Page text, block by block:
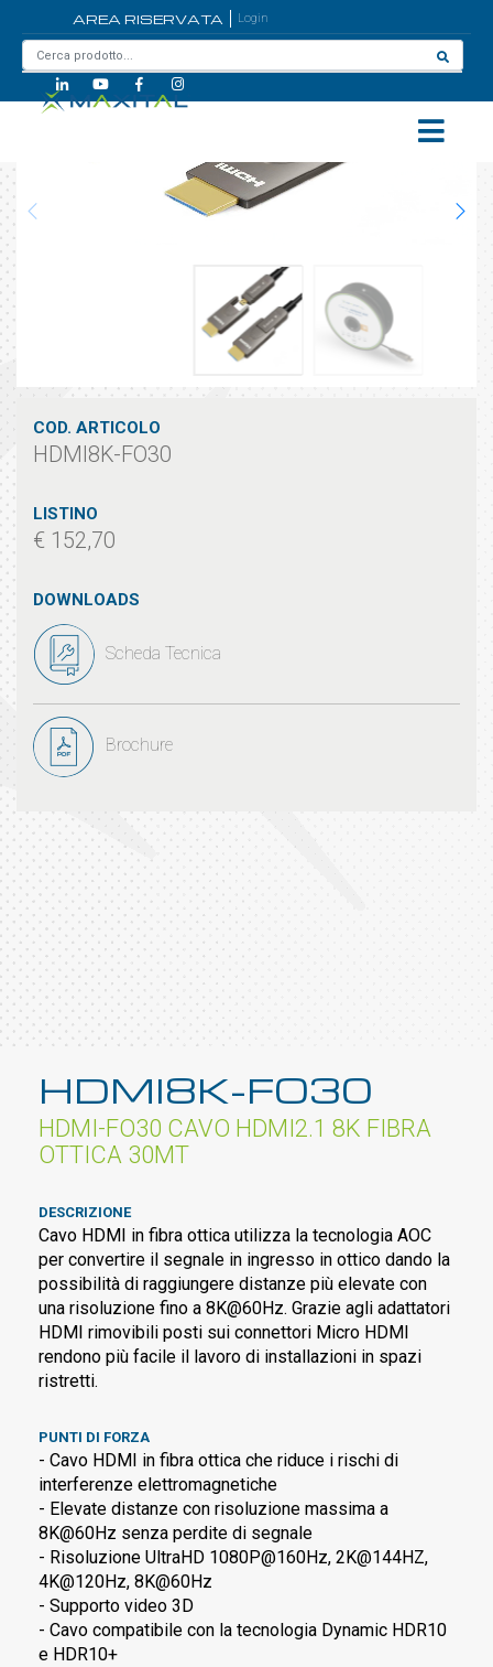
AREA RISERVATA Login
COD. ARTICOLO
HDMI8K-FO30
LISTINO
€ 152,70
DOWNLOADS
Scheda Tecnica
Brochure
HDMI8K-FO30
HDMI-FO30 CAVO HDMI2.1 8K FIBRA
OTTICA 30MT
DESCRIZIONE
Cavo HDMI in fibra ottica utilizza la tecnologia AOC
per convertire il segnale in ingresso in ottico dando la
possibilità di raggiungere distanze più elevate con
una risoluzione fino a 8K@60Hz. Grazie agli adattatori
HDMI rimovibili posti sui connettori Micro HDMI
rendono più facile il lavoro di installazioni in spazi
ristretti.
PUNTI DI FORZA
- Cavo HDMI in fibra ottica che riduce i rischi di
interferenze elettromagnetiche
- Elevate distanze con risoluzione massima a
8K@60Hz senza perdite di segnale
- Risoluzione UltraHD 1080P@160Hz, 2K@144HZ,
4K@120Hz, 8K@60Hz
- Supporto video 3D
- Cavo compatibile con la tecnologia Dynamic HDR10
e HDR10+